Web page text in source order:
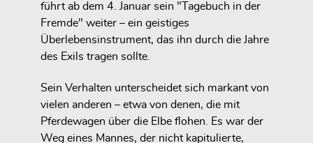
führt ab dem 4. Januar sein "Tagebuch in der
Fremde" weiter – ein geistiges
Überlebensinstrument, das ihn durch die Jahre
des Exils tragen sollte.
Sein Verhalten unterscheidet sich markant von
vielen anderen – etwa von denen, die mit
Pferdewagen über die Elbe flohen. Es war der
Weg eines Mannes, der nicht kapitulierte,